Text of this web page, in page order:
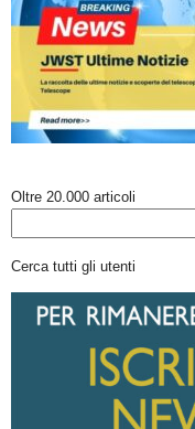
Oltre 20.000 articoli
Cerca tutti gli utenti